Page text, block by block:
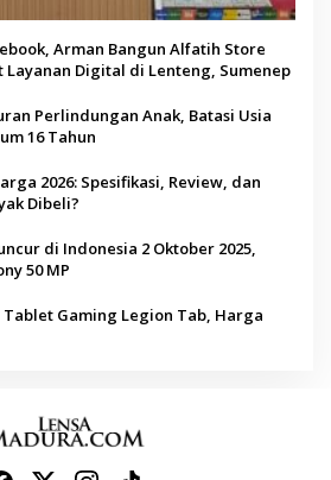
Arman Bangun Alfatih Store
Layanan Digital di Lenteng, Sumenep
Perlindungan Anak, Batasi Usia
16 Tahun
2026: Spesifikasi, Review, dan
Dibeli?
di Indonesia 2 Oktober 2025,
50 MP
Gaming Legion Tab, Harga